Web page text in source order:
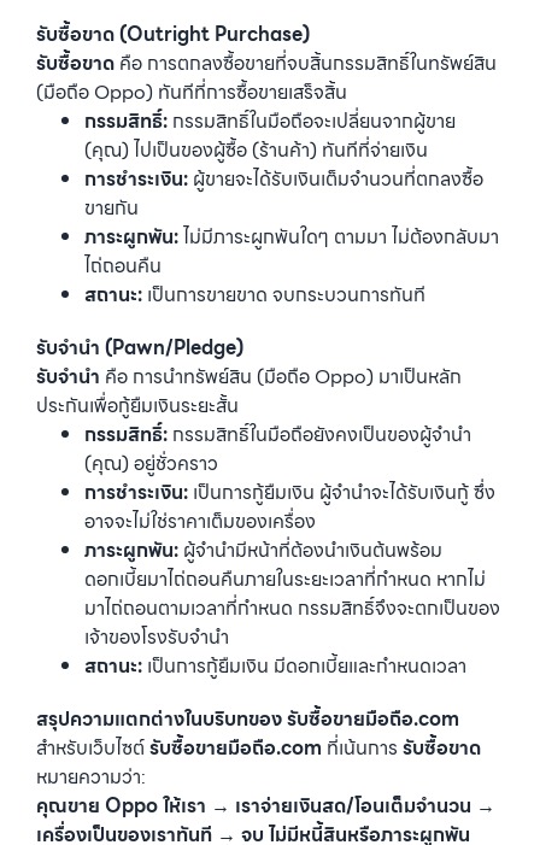
รับซื้อขาด (Outright Purchase)
รับซื้อขาด คือ การตกลงซื้อขายที่จบสิ้นกรรมสิทธิ์ในทรัพย์สิน
(มือถือ Oppo) ทันทีที่การซื้อขายเสร็จสิ้น
กรรมสิทธิ์: กรรมสิทธิ์ในมือถือจะเปลี่ยนจากผู้ขาย
(คุณ) ไปเป็นของผู้ซื้อ (ร้านค้า) ทันทีที่จ่ายเงิน
การชำระเงิน: ผู้ขายจะได้รับเงินเต็มจำนวนที่ตกลงซื้อ
ขายกัน
ภาระผูกพัน:ไม่มีภาระผูกพันใดๆ ตามมา ไม่ต้องกลับมา
ไถ่ถอนคืน
สถานะ: เป็นการขายขาด จบกระบวนการทันที
รับจำนำ (Pawn/Pledge)
รับจำนำ คือ การนำทรัพย์สิน (มือถือ Oppo) มาเป็นหลัก
ประกันเพื่อกู้ยืมเงินระยะสั้น
กรรมสิทธิ์: กรรมสิทธิ์ในมือถือยังคงเป็นของผู้จำนำ
(คุณ) อยู่ชั่วคราว
การชำระเงิน: เป็นการกู้ยืมเงิน ผู้จำนำจะได้รับเงินกู้ ซึ่ง
อาจจะไม่ใช่ราคาเต็มของเครื่อง
ภาระผูกพัน: ผู้จำนำมีหน้าที่ต้องนำเงินต้นพร้อม
ดอกเบี้ยมาไถ่ถอนคืนภายในระยะเวลาที่กำหนด หากไม่
มาไถ่ถอนตามเวลาที่กำหนด กรรมสิทธิ์จึงจะตกเป็นของ
เจ้าของโรงรับจำนำ
สถานะ: เป็นการกู้ยืมเงิน มีดอกเบี้ยและกำหนดเวลา
สรุปความแตกต่างในบริบทของ รับซื้อขายมือถือ.com
สำหรับเว็บไซต์รับซื้อขายมือถือ.com ที่เน้นการ รับซื้อขาด
หมายความว่า:
คุณขาย Oppo ให้เรา → เราจ่ายเงินสด/โอนเต็มจำนวน →
เครื่องเป็นของเราทันที → จบ ไม่มีหนี้สินหรือภาระผูกพัน